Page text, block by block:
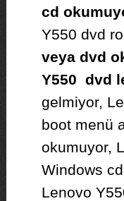
cd
Y550 dvd
veya dvd
Y550 dvd
gelmiyor,
boot menü
okumuyor,
Windows
Lenovo